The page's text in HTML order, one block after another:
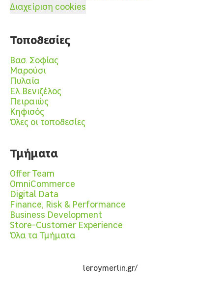
Διαχείριση cookies
Τοποθεσίες
Βασ. Σοφίας
Μαρούσι
Πυλαία
Ελ.Βενιζέλος
Πειραιώς
Κηφισός
Όλες οι τοποθεσίες
Τμήματα
Offer Team
OmniCommerce
Digital Data
Finance, Risk & Performance
Business Development
Store-Customer Experience
Όλα τα Τμήματα
leroymerlin.gr/